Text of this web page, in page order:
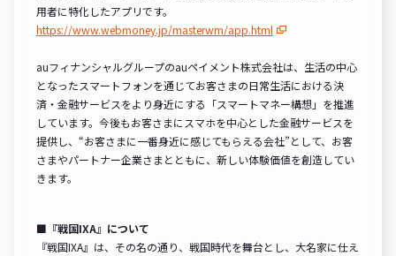
用者に特化したアプリです。
https://www.webmoney.jp/masterwm/app.html
auフィナンシャルグループのauペイメント株式会社は、生活の中心
となったスマートフォンを通じてお客さまの日常生活における決
済・金融サービスをより身近にする「スマートマネー構想」を推進
しています。今後もお客さまにスマホを中心とした金融サービスを
提供し、“お客さまに一番身近に感じてもらえる会社”として、お客
さまやパートナー企業さまとともに、新しい体験価値を創造してい
きます。
■『戦国IXA』について
『戦国IXA』は、その名の通り、戦国時代を舞台とし、大名家に仕え